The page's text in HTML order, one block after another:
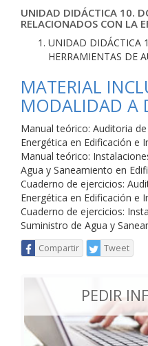
UNIDAD DIDÁCTICA 10.
RELACIONADOS CON LA
UNIDAD DIDÁCTICA
HERRAMIENTAS DE
MATERIAL
MODALIDAD A
Manual teórico: Auditoria
Energética en Edificación e
Manual teórico:
Agua y Saneamiento en
Cuaderno de ejercicios:
Energética en Edificación e
Cuaderno de ejercicios:
Suministro de Agua y
Compartir Tweet
PEDIR